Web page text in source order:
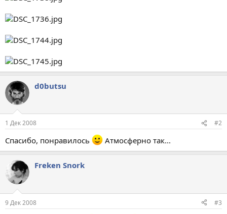
d0butsu
1 Дек 2008 #2
Спасибо, понравилось Атмосферно так...
Freken Snork
9 Дек 2008 #3